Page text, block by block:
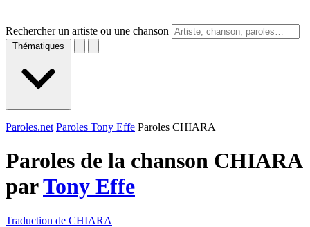
Rechercher un artiste ou une chanson
Thématiques
Paroles.net Paroles Tony Effe Paroles CHIARA
Paroles de la chanson CHIARA
parTony Effe
Traduction de CHIARA